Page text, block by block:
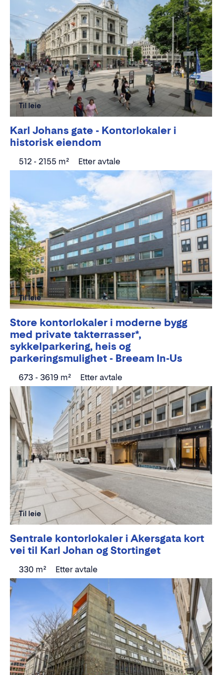
Karl Johans gate - Kontorlokaler i
historisk eiendom
512 - 2155 m² Etter avtale
Til leie
Store kontorlokaler i moderne bygg
med private takterrasser*,
sykkelparkering, heis og
parkeringsmulighet - Breeam In-Us
673 - 3619 m² Etter avtale
Til leie
Sentrale kontorlokaler i Akersgata kort
vei til Karl Johan og Stortinget
330 m² Etter avtale
Til leie